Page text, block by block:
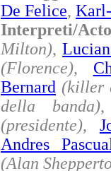
De Felice,
Interpreti/
Milton),
(Florence),
Bernard (killer
della banda)
(presidente),
Andres
(Alan